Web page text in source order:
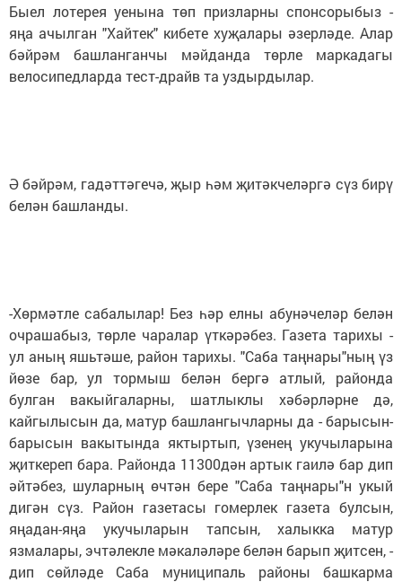
Быел лотерея уенына төп приз­ларны спонсорыбыз -
яңа ачылган "Хайтек" кибете хуҗалары әзерләде. Алар
бәйрәм башланганчы мәйданда төрле маркадагы
велосипедларда тест-драйв та уздырдылар.
Ә бәйрәм, гадәттәгечә, җыр һәм җитәкчеләргә сүз бирү
белән башланды.
-Хөрмәтле сабалылар! Без һәр елны абунәчеләр белән
очрашабыз, төрле чаралар үткәрәбез. Газета тарихы -
ул аның яшьтәше, район тарихы. "Саба таңнары"ның үз
йөзе бар, ул тормыш белән бергә атлый, районда
булган вакыйгаларны, шатлыклы хәбәрләрне дә,
кайгылысын да, матур башлангычларны да - барысын-
барысын вакытында яктыртып, үзенең укучыларына
җиткереп бара. Районда 11300дән артык гаилә бар дип
әйтәбез, шуларның өчтән бере "Саба таңнары"н укый
дигән сүз. Район газетасы гомерлек газета булсын,
яңадан-яңа укучыларын тапсын, халыкка матур
язмалары, эчтәлекле мәкаләләре бе­лән барып җитсен, -
дип сөйләде Саба муниципаль районы башкарма